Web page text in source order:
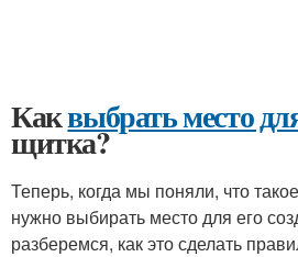
Каквыбрать место
щитка?
Теперь, когда мы поняли, что
нужно выбирать место для его
разберемся, как это сделать